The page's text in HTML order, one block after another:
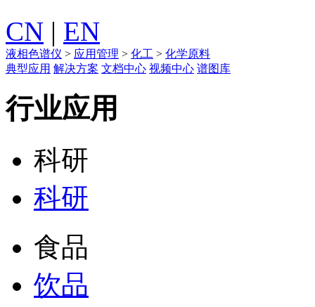
CN | EN
液相色谱仪 > 应用管理 > 化工 > 化学原料
典型应用 解决方案 文档中心 视频中心 谱图库
行业应用
科研
科研
食品
饮品